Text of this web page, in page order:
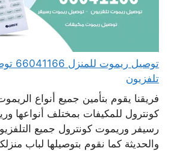
توصيل
تلفزيون
فريقنا يقوم بتأمين جميع أنواع
كونترول للمكيفات بمختلف أنواعها
رسيفر وريموت كونترول جميع
والحديثة كما نقوم بتوصيلها لباب